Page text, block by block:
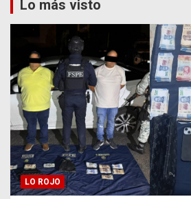
Lo más visto
LO ROJO